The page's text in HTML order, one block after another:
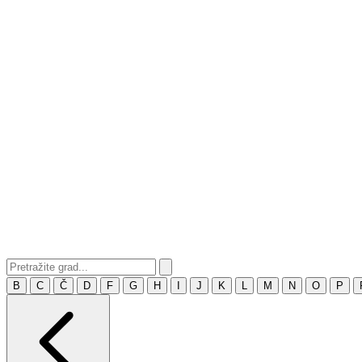
B C Č D F G H J K M N O P